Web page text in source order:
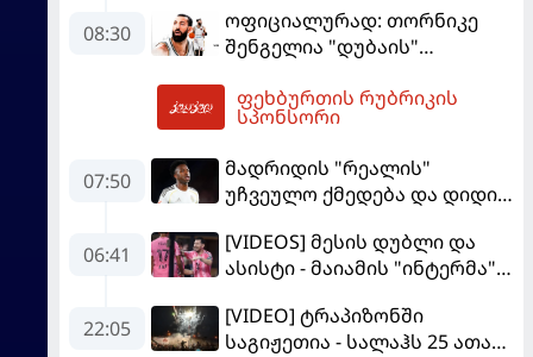
08:30
ოფიციალურად: თორნიკე
შენგელია "დუბაის"
ფეხბურთის რუბრიკის
სპონსორი
07:50
მადრიდის "რეალის"
უჩვეულო ქმედება და დიდი
მომავალი გადაწყდა
06:41
[VIDEOS] მესის დუბლი და
ასისტი - მაიამის "ინტერმა"
22:05
[VIDEO] ტრაპიზონში
საგიჟეთია - სალაჰს 25 ათასი